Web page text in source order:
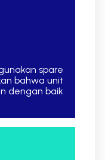
spare
bahwa unit
dengan baik